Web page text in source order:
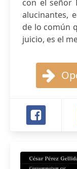
con el señor
alucinantes,
de lo común
juicio, es el